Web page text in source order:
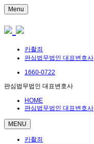
Menu
카촬죄
판심법무법인 대표변호사
1660-0722
판심법무법인 대표변호사
HOME
판심법무법인 대표변호사
MENU
카촬죄